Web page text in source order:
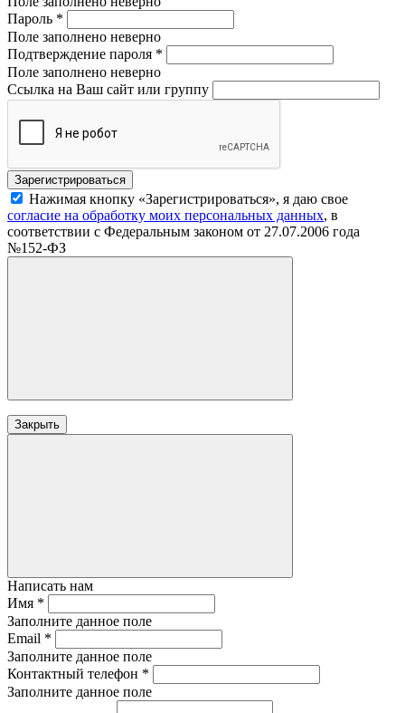
Пароль *
Поле заполнено неверно
Подтверждение пароля *
Поле заполнено неверно
Ссылка на Ваш сайт или группу
Нажимая кнопку «Зарегистрироваться», я даю свое
согласие на обработку моих персональных данных, в
соответствии с Федеральным законом от 27.07.2006 года
№152-ФЗ
Закрыть
Написать нам
Имя *
Заполните данное поле
Email *
Заполните данное поле
Контактный телефон *
Заполните данное поле